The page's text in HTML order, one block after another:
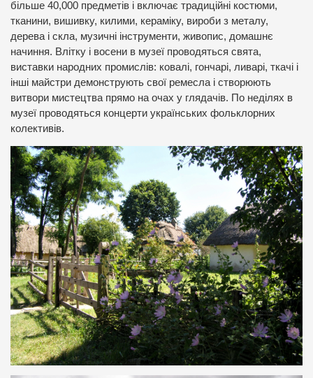
більше 40,000 предметів і включає традиційні костюми,
тканини, вишивку, килими, кераміку, вироби з металу,
дерева і скла, музичні інструменти, живопис, домашнє
начиння. Влітку і восени в музеї проводяться свята,
виставки народних промислів: ковалі, гончарі, ливарі, ткачі і
інші майстри демонструють свої ремесла і створюють
витвори мистецтва прямо на очах у глядачів. По неділях в
музеї проводяться концерти українських фольклорних
колективів.